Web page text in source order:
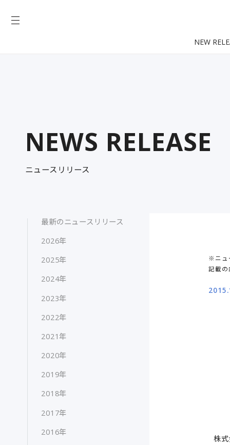
NEW
NEWS RELEASE
ニュースリリース
最新のニュースリリース
2026年
2025年
2024年
2023年
2022年
2021年
2020年
2019年
2018年
2017年
2016年
※ニュ
記載の
株